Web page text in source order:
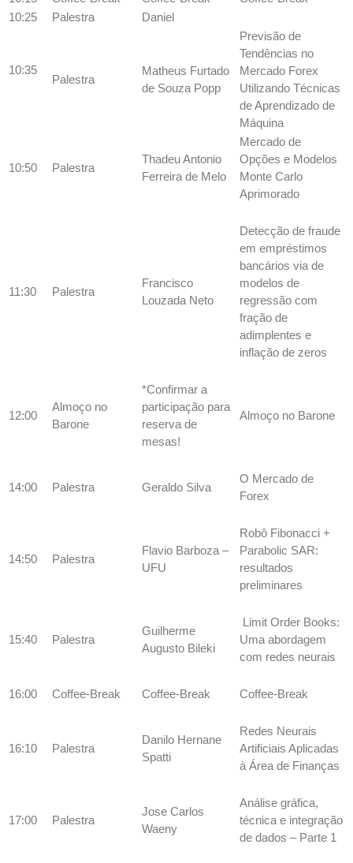
10:25
Palestra Daniel
10:35
Palestra
Matheus Furtado
de Souza Popp
Previsão de
Tendências no
Mercado Forex
Utilizando Técnicas
de Aprendizado de
Máquina
10:50 Palestra
Thadeu Antonio
Ferreira de Melo
Mercado de
Opções e Modelos
Monte Carlo
Aprimorado
11:30 Palestra
Francisco
Louzada Neto
Detecção de fraude
em empréstimos
bancários via de
modelos de
regressão com
fração de
adimplentes e
inflação de zeros
12:00
Almoço no
Barone
*Confirmar a
participação para
reserva de
mesas!
Almoço no Barone
14:00 Palestra Geraldo Silva
O Mercado de
Forex
14:50 Palestra
Flavio Barboza –
UFU
Robô Fibonacci +
Parabolic SAR:
resultados
preliminares
15:40 Palestra
Guilherme
Augusto Bileki
Limit Order Books:
Uma abordagem
com redes neurais
16:00 Coffee-Break Coffee-Break Coffee-Break
16:10 Palestra
Danilo Hernane
Spatti
Redes Neurais
Artificiais Aplicadas
à Área de Finanças
17:00 Palestra
Jose Carlos
Waeny
Análise gráfica,
técnica e integração
de dados – Parte 1